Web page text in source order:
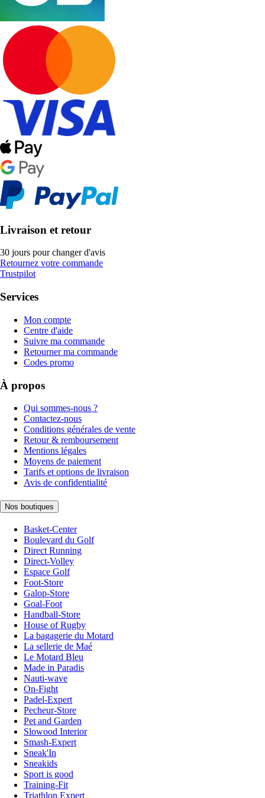
Livraison et retour
30 jours pour changer d'avis
Retournez votre commande
Trustpilot
Services
Mon compte
Centre d'aide
Suivre ma commande
Retourner ma commande
Codes promo
À propos
Qui sommes-nous ?
Contactez-nous
Conditions générales de vente
Retour & remboursement
Mentions légales
Moyens de paiement
Tarifs et options de livraison
Avis de confidentialité
Nos boutiques
Basket-Center
Boulevard du Golf
Direct Running
Direct-Volley
Espace Golf
Foot-Store
Galop-Store
Goal-Foot
Handball-Store
House of Rugby
La bagagerie du Motard
La sellerie de Maé
Le Motard Bleu
Made in Paradis
Nauti-wave
On-Fight
Padel-Expert
Pecheur-Store
Pet and Garden
Slowood Interior
Smash-Expert
Sneak'In
Sneakids
Sport is good
Training-Fit
Triathlon Expert